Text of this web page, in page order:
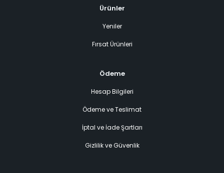
Ürünler
Yeniler
Fırsat Ürünleri
Ödeme
Hesap Bilgileri
Ödeme ve Teslimat
İptal ve İade Şartları
Gizlilik ve Güvenlik